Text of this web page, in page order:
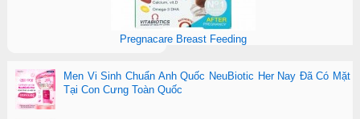
Pregnacare Breast Feeding
Men Vi Sinh Chuẩn Anh Quốc NeuBiotic Her Nay Đã Có Mặt
Tại Con Cưng Toàn Quốc